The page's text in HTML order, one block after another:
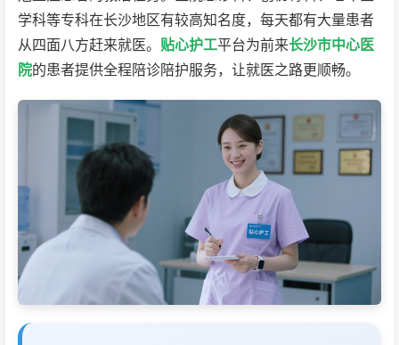
学科等专科在长沙地区有较高知名度，每天都有大量患者
从四面八方赶来就医。 贴心护工平台为前来长沙市中心医
院的患者提供全程陪诊陪护服务，让就医之路更顺畅。